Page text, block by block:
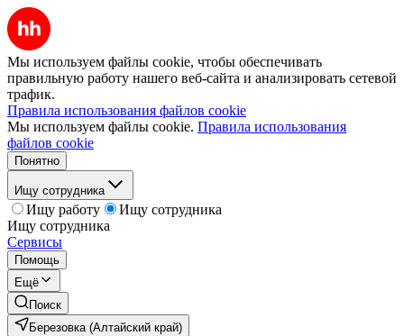
Мы используем файлы cookie, чтобы обеспечивать
правильную работу нашего веб-сайта и анализировать сетевой
трафик.
Правила использования файлов cookie
Мы используем файлы cookie. Правила использования
файлов cookie
Понятно
Ищу сотрудника
Ищу работу
Ищу сотрудника
Ищу сотрудника
Сервисы
Помощь
Ещё
Поиск
Березовка (Алтайский край)